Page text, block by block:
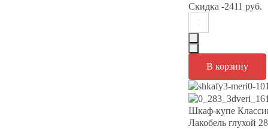
Скидка -2411 руб.
Шкаф-купе
Лакобель глухой